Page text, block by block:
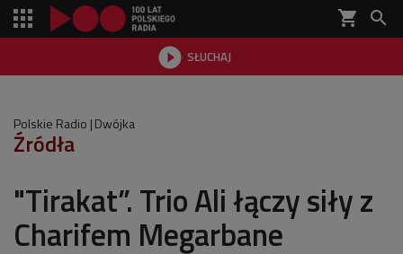
shopping_cart 
 SŁUCHAJ

Polskie Radio Dwójka
Źródła
"Tirakat”. Trio Ali łączy siły z
Charifem Megarbane